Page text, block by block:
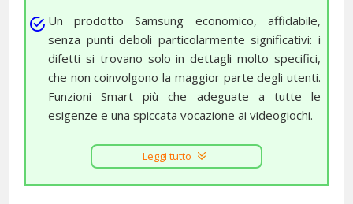
Un prodotto Samsung economico, affidabile,
senza punti deboli particolarmente significativi: i
difetti si trovano solo in dettagli molto specifici,
che non coinvolgono la maggior parte degli utenti.
Funzioni Smart più che adeguate a tutte le
esigenze e una spiccata vocazione ai videogiochi.
Leggi tutto